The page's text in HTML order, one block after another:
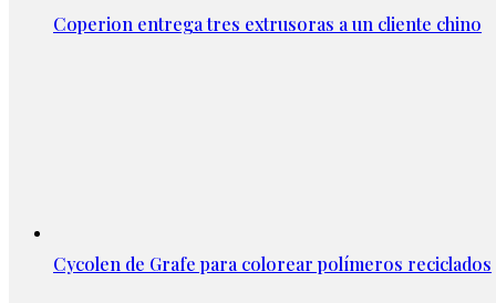
Coperion entrega tres extrusoras a un cliente chino
Cycolen de Grafe para colorear polímeros reciclados